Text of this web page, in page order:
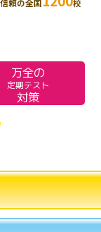
頼の全国 校
万全の
定期テスト
対策